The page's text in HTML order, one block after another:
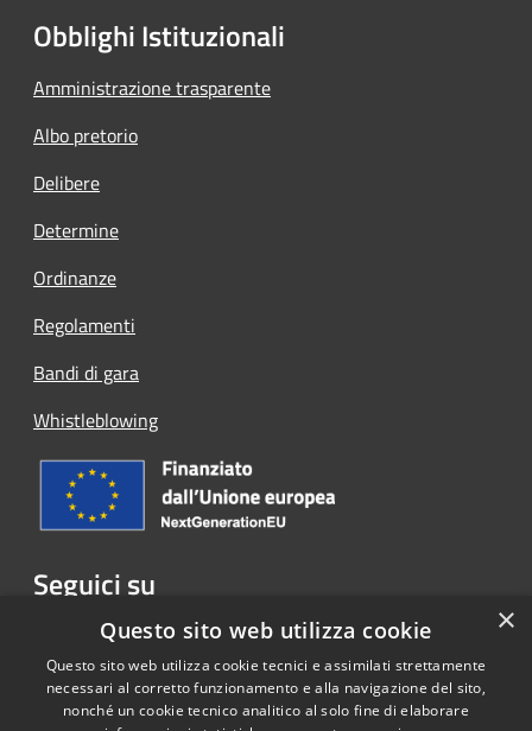
Obblighi Istituzionali
Amministrazione trasparente
Albo pretorio
Delibere
Determine
Ordinanze
Regolamenti
Bandi di gara
Whistleblowing
Seguici su
Facebook ×
Questo sito web utilizza cookie
Questo sito web utilizza cookie tecnici e assimilati strettamente
necessari al corretto funzionamento e alla navigazione del sito,
nonché un cookie tecnico analitico al solo fine di elaborare